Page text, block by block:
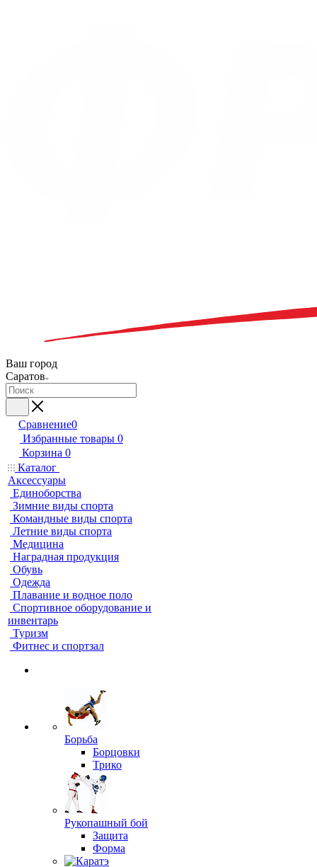
Ваш город
Саратов
Сравнение0
Избранные товары 0
Корзина 0
Каталог
Аксессуары
Единоборства
Зимние виды спорта
Командные виды спорта
Летние виды спорта
Медицина
Наградная продукция
Обувь
Одежда
Плавание и водное поло
Спортивное оборудование и
инвентарь
Туризм
Фитнес и спортзал
Борьба
Борцовки
Трико
Рукопашный бой
Защита
Форма